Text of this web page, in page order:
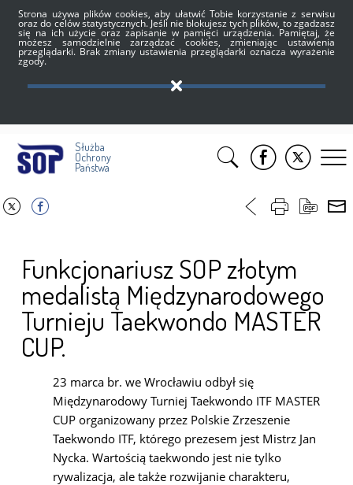
Strona używa plików cookies, aby ułatwić Tobie korzystanie z serwisu
oraz do celów statystycznych. Jeśli nie blokujesz tych plików, to zgadzasz
się na ich użycie oraz zapisanie w pamięci urządzenia. Pamiętaj, że
możesz samodzielnie zarządzać cookies, zmieniając ustawienia
przeglądarki. Brak zmiany ustawienia przeglądarki oznacza wyrażenie
zgody.
Służba
Ochrony
Państwa
Funkcjonariusz SOP złotym
medalistą Międzynarodowego
Turnieju Taekwondo MASTER
CUP.
23 marca br. we Wrocławiu odbył się
Międzynarodowy Turniej Taekwondo ITF MASTER
CUP organizowany przez Polskie Zrzeszenie
Taekwondo ITF, którego prezesem jest Mistrz Jan
Nycka. Wartością taekwondo jest nie tylko
rywalizacja, ale także rozwijanie charakteru,